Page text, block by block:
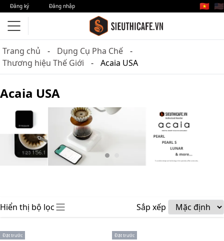
Đăng ký Đăng nhập 🇻🇳 🇺🇸
Trang chủ
Dụng Cụ Pha Chế
Thương hiệu Thế Giới
Acaia USA
Acaia USA
Hiển thị bộ lọc Sắp xếp
Đặt trước Đặt trước